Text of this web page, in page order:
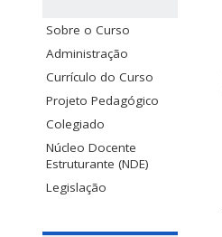
Sobre o Curso
Administração
Currículo do Curso
Projeto Pedagógico
Colegiado
Núcleo Docente
Estruturante (NDE)
Legislação